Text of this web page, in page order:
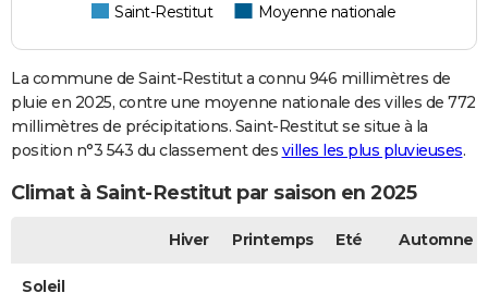
Saint-Restitut Moyenne nationale
La commune de Saint-Restitut a connu 946 millimètres de
pluie en 2025, contre une moyenne nationale des villes de 772
millimètres de précipitations. Saint-Restitut se situe à la
position n°3 543 du classement des villes les plus pluvieuses.
Climat à Saint-Restitut par saison en 2025
Hiver Printemps Eté Automne
Soleil